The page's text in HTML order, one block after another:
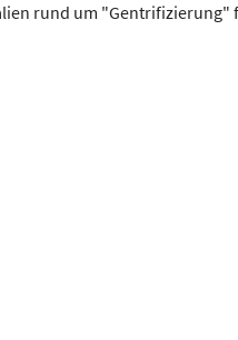
rund um "Gentrifizierung"